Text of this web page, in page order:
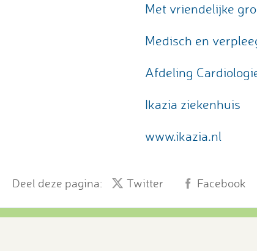
Met vriendelijke
Medisch en
Afdeling
Ikazia ziekenhuis
www.ikazia.nl
Deel deze pagina: Twitter Facebook